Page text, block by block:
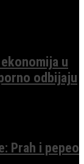
u
odbijaju
Prah i pepeo